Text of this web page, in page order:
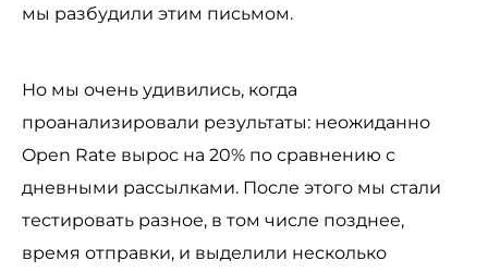
мы разбудили этим письмом.
Но мы очень удивились, когда
проанализировали результаты: неожиданно
Open Rate вырос на 20% по сравнению с
дневными рассылками. После этого мы стали
тестировать разное, в том числе позднее,
время отправки, и выделили несколько